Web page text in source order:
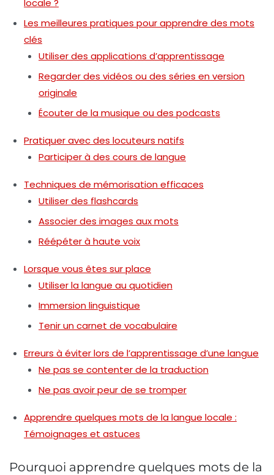
locale ?
Les meilleures pratiques pour apprendre des mots
clés
Utiliser des applications d’apprentissage
Regarder des vidéos ou des séries en version
originale
Écouter de la musique ou des podcasts
Pratiquer avec des locuteurs natifs
Participer à des cours de langue
Techniques de mémorisation efficaces
Utiliser des flashcards
Associer des images aux mots
Réépéter à haute voix
Lorsque vous êtes sur place
Utiliser la langue au quotidien
Immersion linguistique
Tenir un carnet de vocabulaire
Erreurs à éviter lors de l’apprentissage d’une langue
Ne pas se contenter de la traduction
Ne pas avoir peur de se tromper
Apprendre quelques mots de la langue locale :
Témoignages et astuces
Pourquoi apprendre quelques mots de la